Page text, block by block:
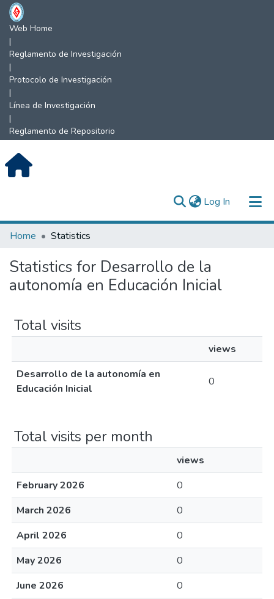
Web Home
|
Reglamento de Investigación
|
Protocolo de Investigación
|
Línea de Investigación
|
Reglamento de Repositorio
Log In (current)
Communities & Collections
All of DSpace
Home Statistics
Statistics for Desarrollo de la
autonomía en Educación Inicial
Total visits
views
Desarrollo de la autonomía en
Educación Inicial
0
Total visits per month
views
February 2026
0
March 2026
0
April 2026
0
May 2026
0
June 2026
0